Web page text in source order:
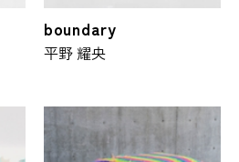
boundary
平野 耀央